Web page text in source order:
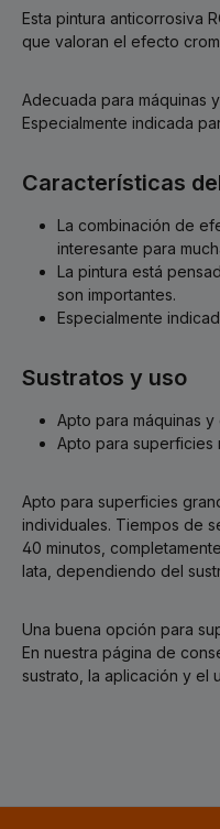
Esta pintura anticorrosiva
que valoran el efecto
Adecuada para máquinas
Especialmente indicada
Características
La combinación de
interesante para
La pintura está
son importantes.
Especialmente
Sustratos y uso
Apto para máquinas
Apto para superficies
Apto para superficies
individuales. Tiempos de
40 minutos,
lata, dependiendo del
Una buena opción para
En nuestra página de
sustrato, la aplicación y el